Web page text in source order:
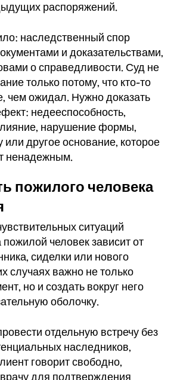
распоряжений.
наследственный спор
и доказательствами,
о справедливости. Суд не
только потому, что кто-то
чем ожидал. Нужно доказать
недееспособность,
нарушение формы,
другое основание, которое
ненадежным.
пожилого человека
ситуаций
пожилой человек зависит от
сиделки или нового
случаях важно не только
но и создать вокруг него
оболочку.
отдельную встречу без
наследников,
говорит свободно,
врачу для подтверждения